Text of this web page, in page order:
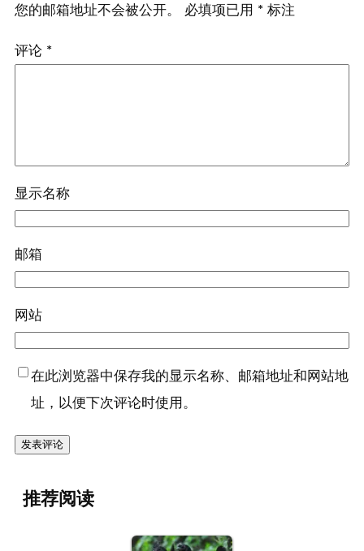
您的邮箱地址不会被公开。 必填项已用 * 标注
评论 *
显示名称
邮箱
网站
在此浏览器中保存我的显示名称、邮箱地址和网站地
址，以便下次评论时使用。
推荐阅读